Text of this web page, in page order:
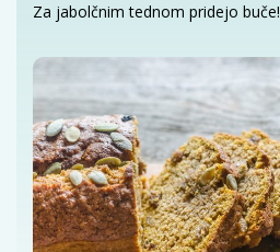
Za jabolčnim tednom pridejo buče!